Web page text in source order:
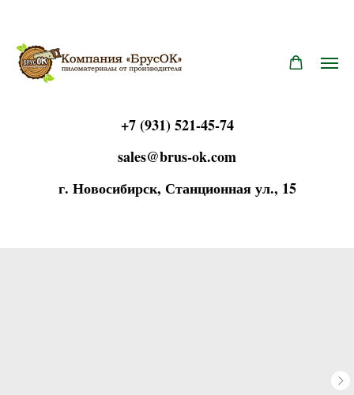
+7 (931) 521-45-74
sales@brus-ok.com
г. Новосибирск, Станционная ул., 15